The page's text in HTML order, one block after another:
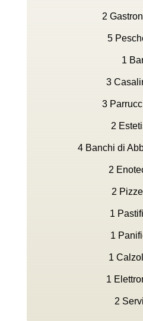
2
5
1
3
3
2
4 Banchi di
2
2
1
1
1
1
2